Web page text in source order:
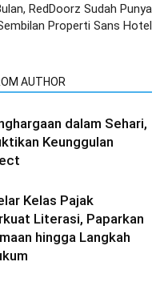
RedDoorz Sudah Punya
Properti Sans Hotel
AUTHOR
dalam Sehari,
Keunggulan
Kelas Pajak
Literasi, Paparkan
hingga Langkah